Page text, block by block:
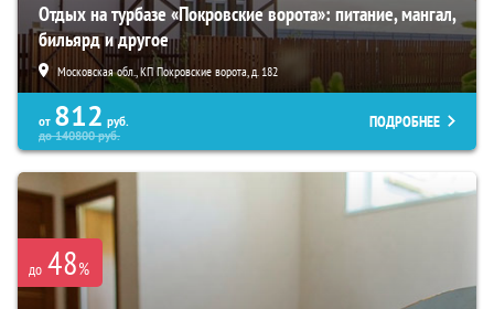
Отдых на турбазе «Покровские ворота»: питание, мангал,
бильярд и другое
Московская обл., КП Покровские ворота, д. 182
от 812 руб.
до140800руб.
ПОДРОБНЕЕ
до 48%